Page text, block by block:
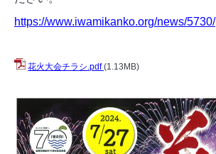
https://www.iwamikanko.org/news/5730/
花火大会チラシ.pdf (1.13MB)